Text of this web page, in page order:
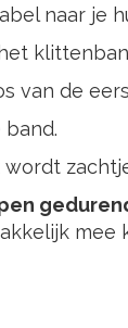
naar je
van de